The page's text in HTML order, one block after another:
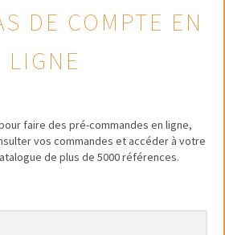
DE COMPTE EN
LIGNE
faire des pré-commandes en ligne,
vos commandes et accéder à votre
de plus de 5000 références.